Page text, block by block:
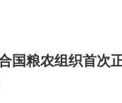
国粮农组织首次